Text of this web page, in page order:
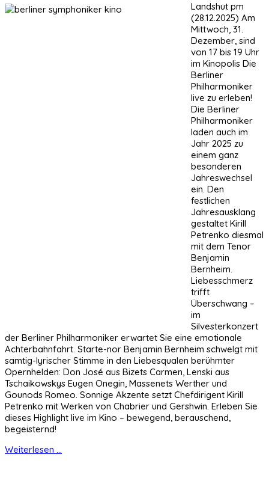
Landshut pm
(28.12.2025) Am
Mittwoch, 31.
Dezember, sind
von 17 bis 19 Uhr
im Kinopolis Die
Berliner
Philharmoniker
live zu erleben!
Die Berliner
Philharmoniker
laden auch im
Jahr 2025 zu
einem ganz
besonderen
Jahreswechsel
ein. Den
festlichen
Jahresausklang
gestaltet Kirill
Petrenko diesmal
mit dem Tenor
Benjamin
Bernheim.
Liebesschmerz
trifft
Überschwang –
im
Silvesterkonzert
der Berliner Philharmoniker erwartet Sie eine emotionale
Achterbahnfahrt. Starte-nor Benjamin Bernheim schwelgt mit
samtig-lyrischer Stimme in den Liebesqualen berühmter
Opernhelden: Don José aus Bizets Carmen, Lenski aus
Tschaikowskys Eugen Onegin, Massenets Werther und
Gounods Romeo. Sonnige Akzente setzt Chefdirigent Kirill
Petrenko mit Werken von Chabrier und Gershwin. Erleben Sie
dieses Highlight live im Kino – bewegend, berauschend,
begeisternd!
Weiterlesen ...